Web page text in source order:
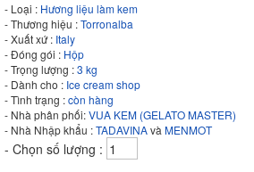
- Loại : Hương liệu làm kem
- Thương hiệu :Torronalba
- Xuất xứ : Italy
- Đóng gói : Hộp
- Trọng lượng :3 kg
- Dành cho : Ice cream shop
- Tình trạng :còn hàng
- Nhà phân phối:VUA KEM (GELATO MASTER)
- Nhà Nhập khẩu :TADAVINAvà MENMOT
- Chọn số lượng :